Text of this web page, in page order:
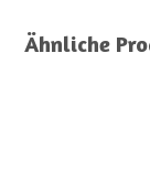
Ähnliche